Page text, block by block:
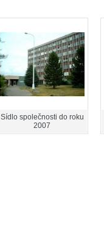
Sídlo společnosti do roku
2007